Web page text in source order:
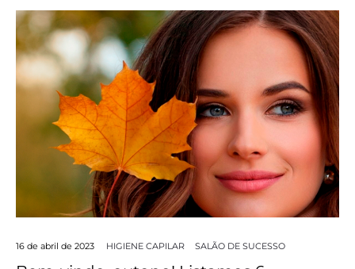
16 de abril de 2023 HIGIENE CAPILAR SALÃO DE SUCESSO